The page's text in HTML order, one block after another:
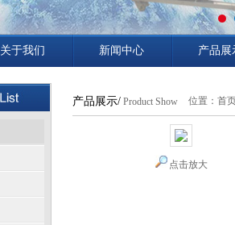
关于我们 新闻中心 产品展
产品展示/ Product Show 位置： 首
点击放大